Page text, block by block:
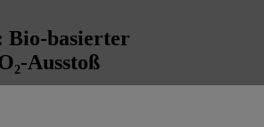
REICHT